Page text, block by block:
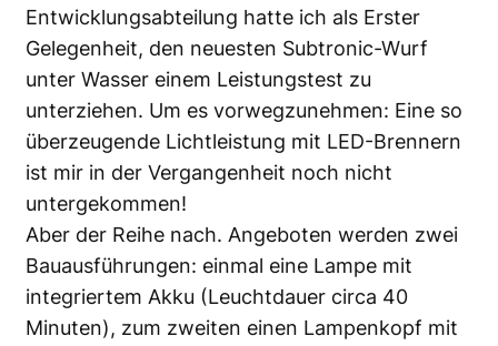
Entwicklungsabteilung hatte ich als Erster
Gelegenheit, den neuesten Subtronic-Wurf
unter Wasser einem Leistungstest zu
unterziehen. Um es vorwegzunehmen: Eine so
überzeugende Lichtleistung mit LED-Brennern
ist mir in der Vergangenheit noch nicht
untergekommen!
Aber der Reihe nach. Angeboten werden zwei
Bauausführungen: einmal eine Lampe mit
integriertem Akku (Leuchtdauer circa 40
Minuten), zum zweiten einen Lampenkopf mit